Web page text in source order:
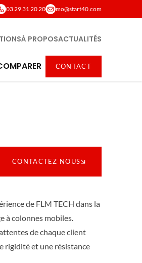
03 29 31 20 20 mo@start40.com
À PROPOSACTUALITÉS
CONTACT
CONTACTEZ NOUS
de FLM TECH dans la
à colonnes mobiles.
de chaque client
rigidité et une résistance